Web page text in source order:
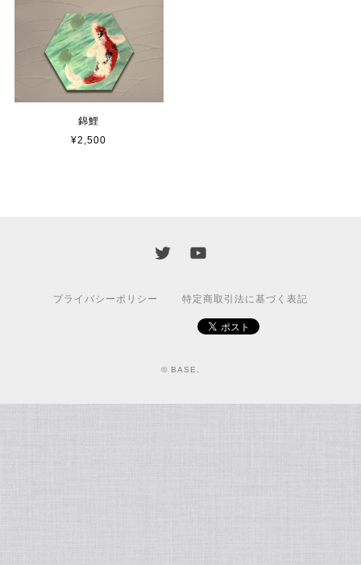
錦鯉
¥2,500
プライバシーポリシー 特定商取引法に基づく表記
© BASE.